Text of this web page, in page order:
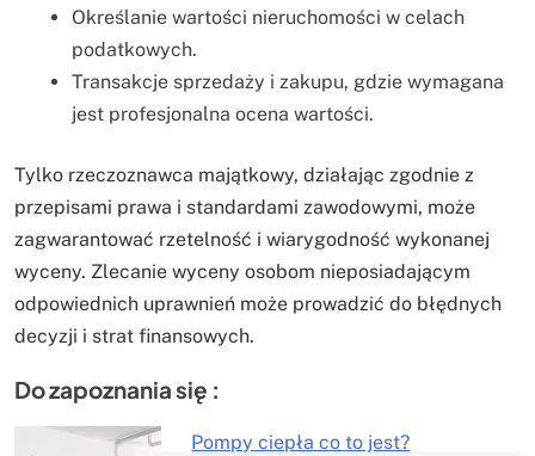
Określanie wartości nieruchomości w celach
podatkowych.
Transakcje sprzedaży i zakupu, gdzie wymagana
jest profesjonalna ocena wartości.
Tylko rzeczoznawca majątkowy, działając zgodnie z
przepisami prawa i standardami zawodowymi, może
zagwarantować rzetelność i wiarygodność wykonanej
wyceny. Zlecanie wyceny osobom nieposiadającym
odpowiednich uprawnień może prowadzić do błędnych
decyzji i strat finansowych.
Do zapoznania się :
Pompy ciepła co to jest?